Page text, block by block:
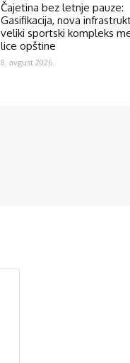
Čajetina bez letnje pauze:
Gasifikacija, nova
veliki sportski kompleks
lice opštine
8. avgust 2026.